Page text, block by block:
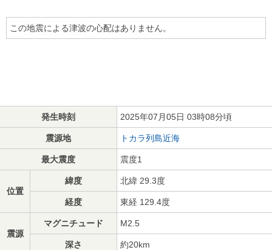
この地震による津波の心配はありません。
発生時刻 2025年07月05日 03時08分頃
震源地 トカラ列島近海
最大震度 震度1
位置
緯度 北緯 29.3度
経度 東経 129.4度
震源
マグニチュード M2.5
深さ 約20km